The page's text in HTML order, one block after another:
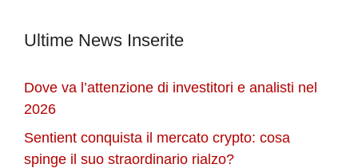
Ultime News Inserite
Dove va l’attenzione di investitori e analisti nel
2026
Sentient conquista il mercato crypto: cosa
spinge il suo straordinario rialzo?